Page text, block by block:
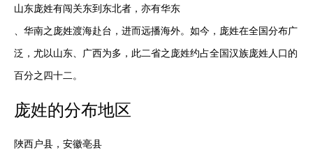
山东庞姓有闯关东到东北者，亦有华东
、华南之庞姓渡海赴台，进而远播海外。如今，庞姓在全国分布广
泛，尤以山东、广西为多，此二省之庞姓约占全国汉族庞姓人口的
百分之四十二。
庞姓的分布地区
陜西户县，安徽亳县